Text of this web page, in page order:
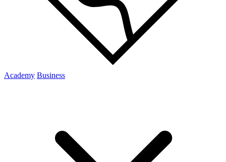
Academy Business